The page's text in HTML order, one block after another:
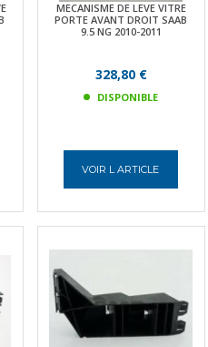
MECANISME DE LEVE VITRE
PORTE AVANT DROIT SAAB
9.5 NG 2010-2011
328,80 €
DISPONIBLE
VOIR L ARTICLE